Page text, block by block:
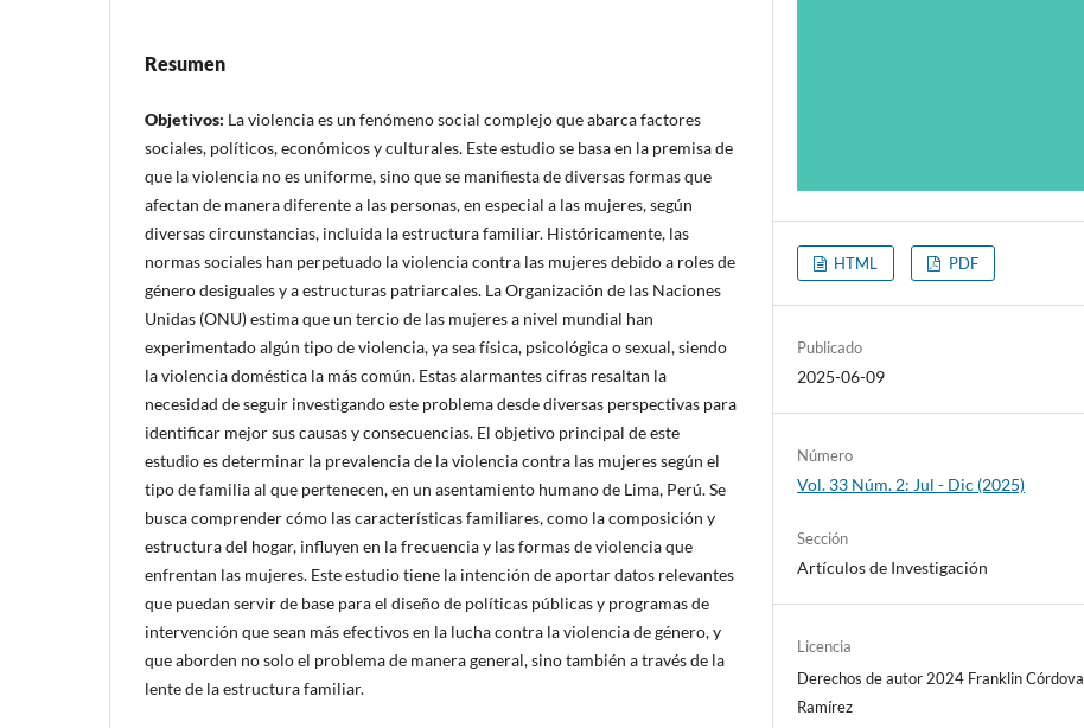
Resumen
Objetivos: La violencia es un fenómeno social complejo que abarca factores
sociales, políticos, económicos y culturales. Este estudio se basa en la premisa de
que la violencia no es uniforme, sino que se manifiesta de diversas formas que
afectan de manera diferente a las personas, en especial a las mujeres, según
diversas circunstancias, incluida la estructura familiar. Históricamente, las
normas sociales han perpetuado la violencia contra las mujeres debido a roles de
género desiguales y a estructuras patriarcales. La Organización de las Naciones
Unidas (ONU) estima que un tercio de las mujeres a nivel mundial han
experimentado algún tipo de violencia, ya sea física, psicológica o sexual, siendo
la violencia doméstica la más común. Estas alarmantes cifras resaltan la
necesidad de seguir investigando este problema desde diversas perspectivas para
identificar mejor sus causas y consecuencias. El objetivo principal de este
estudio es determinar la prevalencia de la violencia contra las mujeres según el
tipo de familia al que pertenecen, en un asentamiento humano de Lima, Perú. Se
busca comprender cómo las características familiares, como la composición y
estructura del hogar, influyen en la frecuencia y las formas de violencia que
enfrentan las mujeres. Este estudio tiene la intención de aportar datos relevantes
que puedan servir de base para el diseño de políticas públicas y programas de
intervención que sean más efectivos en la lucha contra la violencia de género, y
que aborden no solo el problema de manera general, sino también a través de la
lente de la estructura familiar.
HTML PDF
Publicado
2025-06-09
Número
Vol. 33 Núm. 2: Jul - Dic (2025)
Sección
Artículos de Investigación
Licencia
Derechos de autor 2024 Franklin Córdova
Ramírez